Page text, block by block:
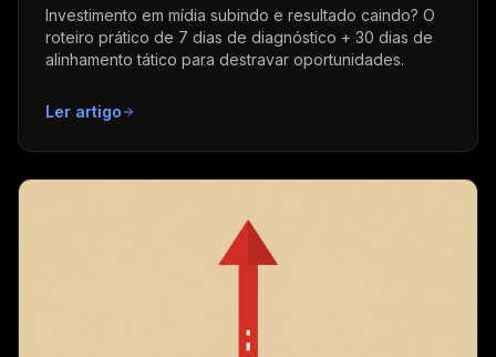
Investimento em mídia subindo e resultado caindo? O
roteiro prático de 7 dias de diagnóstico + 30 dias de
alinhamento tático para destravar oportunidades.
Ler artigo